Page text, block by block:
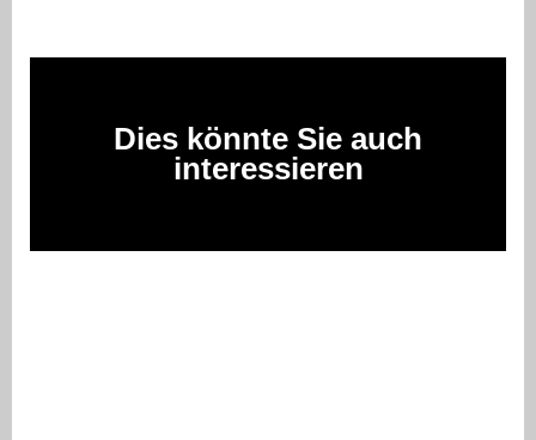
Dies könnte Sie auch
interessieren